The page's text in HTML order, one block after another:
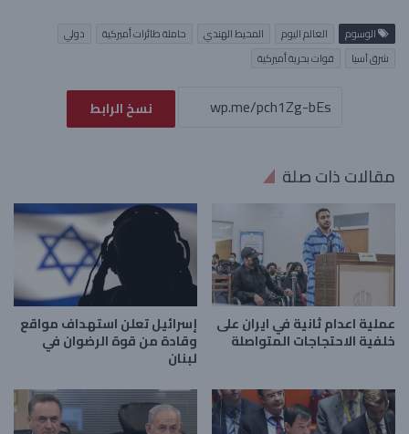
الوسوم العالم اليوم المحيط الهندي حاملة طائرات أميركية
دولي
شرق آسيا
قوات بحرية أميركية
نسخ الرابط
مقالات ذات صلة
عملية اعدام ثانية في ايران على
خلفية الاحتجاجات المتواصلة
إسرائيل تعلن استهداف مواقع
وقادة من قوة الرضوان في
لبنان